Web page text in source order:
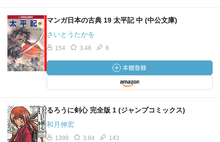
マンガ日本の古典 19 太平記 中 (中公文庫)
さいとうたかを
154 3.48 8
るろうに剣心 完全版 1 (ジャンプコミックス)
和月伸宏
1399 3.84 143